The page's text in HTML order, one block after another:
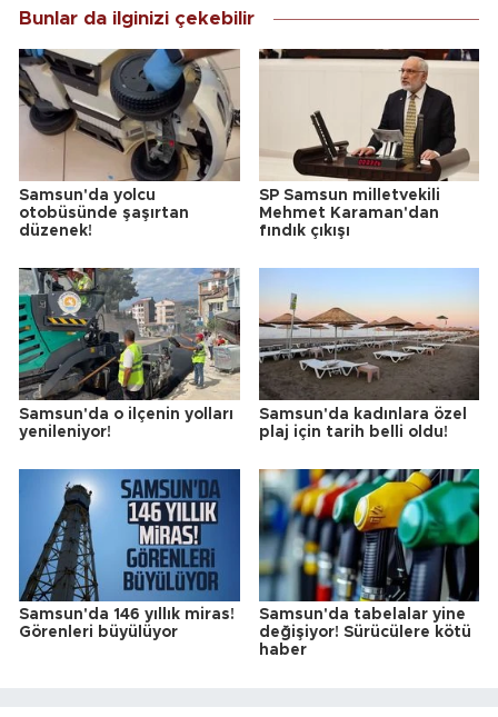
Bunlar da ilginizi çekebilir
Samsun'da yolcu
otobüsünde şaşırtan
düzenek!
SP Samsun milletvekili
Mehmet Karaman'dan
fındık çıkışı
Samsun'da o ilçenin yolları
yenileniyor!
Samsun'da kadınlara özel
plaj için tarih belli oldu!
Samsun'da 146 yıllık miras!
Görenleri büyülüyor
Samsun'da tabelalar yine
değişiyor! Sürücülere kötü
haber